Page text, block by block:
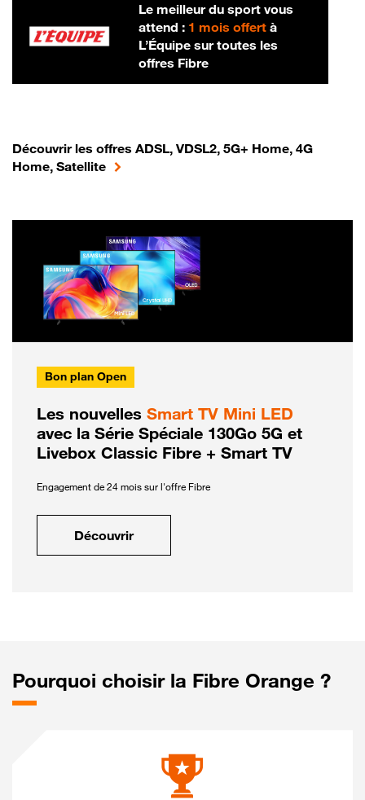
Le meilleur du sport vous
attend : 1 mois offertà
L’Équipe sur toutes les
offres Fibre
Découvrir les offres ADSL, VDSL2, 5G+ Home, 4G
Home, Satellite
Bon plan Open
Les nouvelles Smart TV Mini LED
avec la Série Spéciale 130Go 5G et
Livebox Classic Fibre + Smart TV
Engagement de 24 mois sur l'offre Fibre
Découvrir
Pourquoi choisir la Fibre Orange ?